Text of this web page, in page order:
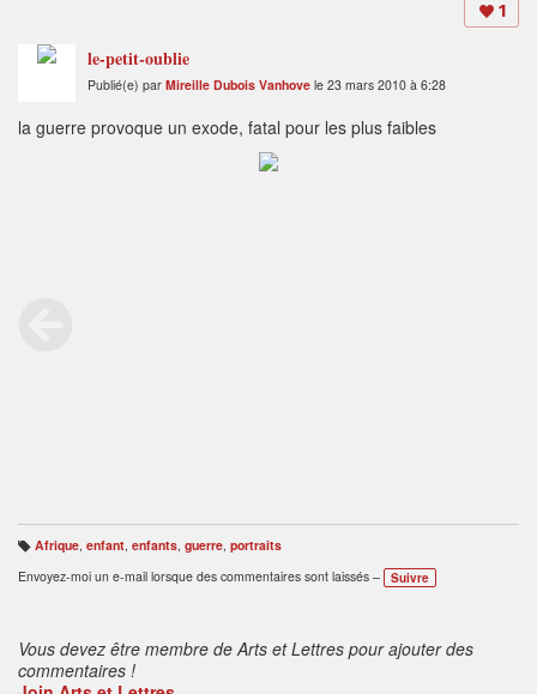
1
le-petit-oublie
Publié(e) par Mireille Dubois Vanhove le 23 mars 2010 à 6:28
la guerre provoque un exode, fatal pour les plus faibles
B
ali
s
Afrique, enfant, enfants, guerre, portraits
Envoyez-moi un e-mail lorsque des commentaires sont laissés –
Suivre
Vous devez être membre de Arts et Lettres pour ajouter des
commentaires !